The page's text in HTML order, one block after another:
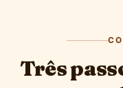
Três